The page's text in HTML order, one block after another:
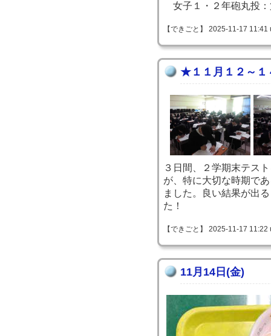
女子１・２年砲丸投：
【できごと】 2025-11-17
★１１月１２～１
３日間、２学期末テス
が、特に大切な時期で
ました。良い結果が出
た！
【できごと】 2025-11-17
11月14日(金)